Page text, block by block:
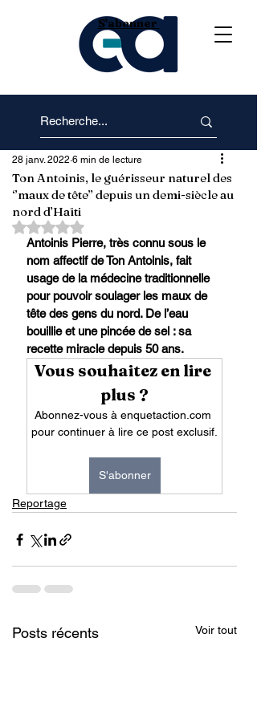
S'abonner
Ton Antoinis, le guérisseur naturel des
‘’maux de tête’’ depuis un demi-siècle au
nord d’Haïti
28 janv. 2022 6 min de lecture
Noté NaN étoiles sur 5.
Antoinis Pierre, très connu sous le
nom affectif de Ton Antoinis, fait
usage de la médecine traditionnelle
pour pouvoir soulager les maux de
tête des gens du nord. De l’eau
bouillie et une pincée de sel : sa
recette miracle depuis 50 ans.
Vous souhaitez en lire
plus ?
Abonnez-vous à enquetaction.com
pour continuer à lire ce post exclusif.
S'abonner
Reportage
Posts récents Voir tout